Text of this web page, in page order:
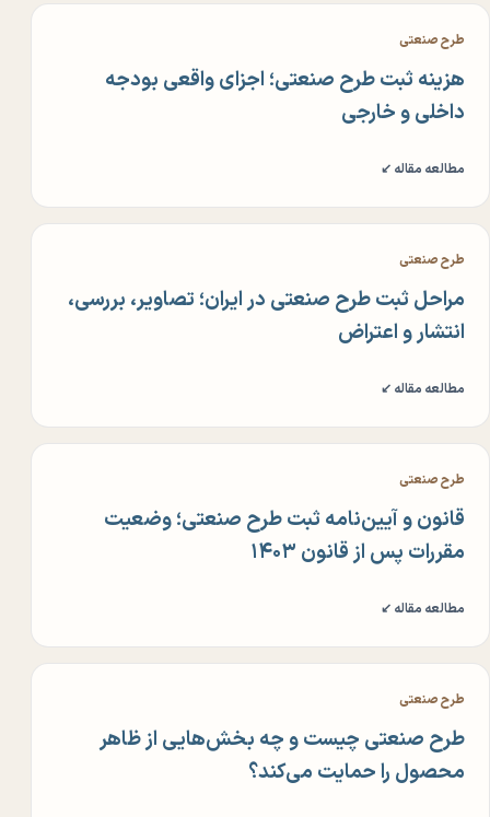
طرح صنعتی
هزینه ثبت طرح صنعتی؛ اجزای واقعی بودجه
داخلی و خارجی
مطالعه مقاله ↙
طرح صنعتی
مراحل ثبت طرح صنعتی در ایران؛ تصاویر، بررسی،
انتشار و اعتراض
مطالعه مقاله ↙
طرح صنعتی
قانون و آیین‌نامه ثبت طرح صنعتی؛ وضعیت
مقررات پس از قانون ۱۴۰۳
مطالعه مقاله ↙
طرح صنعتی
طرح صنعتی چیست و چه بخش‌هایی از ظاهر
محصول را حمایت می‌کند؟